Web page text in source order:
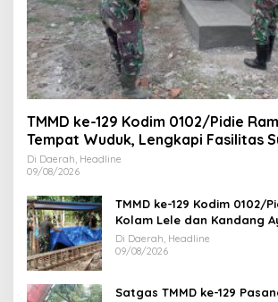
TMMD ke-129 Kodim 0102/Pidie
Tempat Wuduk, Lengkapi Fasilitas
MCK
Di Daerah, Headline
09/08/2026
TMMD ke-129 Kodim 0102/
Kolam Lele dan Kandang
Di Daerah, Headline
09/08/2026
Satgas TMMD ke-129